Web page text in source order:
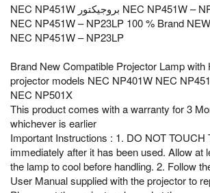
NEC NP451W – NP23LP 100 % Brand NEW
NEC NP451W – NP23LP
Brand New Compatible Projector Lamp with
projector models NEC NP401W NEC
NEC NP501X
This product comes with a warranty for 3
whichever is earlier
Important Instructions : 1. DO NOT TOUCH
immediately after it has been used. Allow at
the lamp to cool before handling. 2. Follow
User Manual supplied with the projector to